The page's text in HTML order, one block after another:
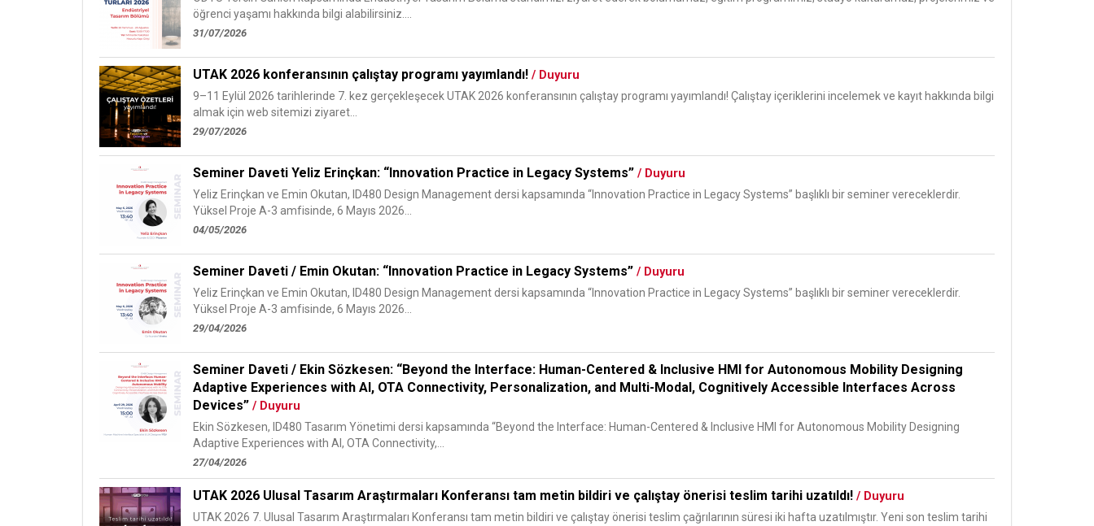
öğrenci yaşamı hakkında bilgi alabilirsiniz....
31/07/2026
UTAK 2026 konferansının çalıştay programı yayımlandı! / Duyuru
9–11 Eylül 2026 tarihlerinde 7. kez gerçekleşecek UTAK 2026 konferansının çalıştay programı yayımlandı! Çalıştay içeriklerini incelemek ve kayıt hakkında bilgi
almak için web sitemizi ziyaret...
29/07/2026
Seminer Daveti Yeliz Erinçkan: “Innovation Practice in Legacy Systems” / Duyuru
Yeliz Erinçkan ve Emin Okutan, ID480 Design Management dersi kapsamında “Innovation Practice in Legacy Systems” başlıklı bir seminer vereceklerdir.
Yüksel Proje A-3 amfisinde, 6 Mayıs 2026...
04/05/2026
Seminer Daveti / Emin Okutan: “Innovation Practice in Legacy Systems” / Duyuru
Yeliz Erinçkan ve Emin Okutan, ID480 Design Management dersi kapsamında “Innovation Practice in Legacy Systems” başlıklı bir seminer vereceklerdir.
Yüksel Proje A-3 amfisinde, 6 Mayıs 2026...
29/04/2026
Seminer Daveti / Ekin Sözkesen: “Beyond the Interface: Human-Centered & Inclusive HMI for Autonomous Mobility Designing
Adaptive Experiences with AI, OTA Connectivity, Personalization, and Multi-Modal, Cognitively Accessible Interfaces Across
Devices” / Duyuru
Ekin Sözkesen, ID480 Tasarım Yönetimi dersi kapsamında “Beyond the Interface: Human-Centered & Inclusive HMI for Autonomous Mobility Designing
Adaptive Experiences with AI, OTA Connectivity,...
27/04/2026
UTAK 2026 Ulusal Tasarım Araştırmaları Konferansı tam metin bildiri ve çalıştay önerisi teslim tarihi uzatıldı! / Duyuru
UTAK 2026 7. Ulusal Tasarım Araştırmaları Konferansı tam metin bildiri ve çalıştay önerisi teslim çağrılarının süresi iki hafta uzatılmıştır. Yeni son teslim tarihi